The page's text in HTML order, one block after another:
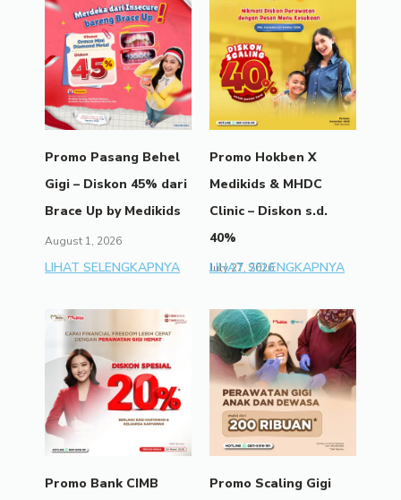
Promo Pasang Behel
Gigi – Diskon 45% dari
Brace Up by Medikids
August 1, 2026
LIHAT SELENGKAPNYA
Promo Hokben X
Medikids & MHDC
Clinic – Diskon s.d.
40%
July 27, 2026
LIHAT SELENGKAPNYA
Promo Bank CIMB
Promo Scaling Gigi